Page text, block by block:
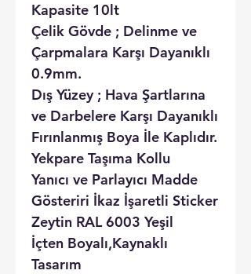
Kapasite 10lt
Çelik Gövde ; Delinme ve
Çarpmalara Karşı Dayanıklı
0.9mm.
Dış Yüzey ; Hava Şartlarına
ve Darbelere Karşı Dayanıklı
Fırınlanmış Boya İle Kaplıdır.
Yekpare Taşıma Kollu
Yanıcı ve Parlayıcı Madde
Gösteriri İkaz İşaretli Sticker
Zeytin RAL 6003 Yeşil
İçten Boyalı,Kaynaklı
Tasarım